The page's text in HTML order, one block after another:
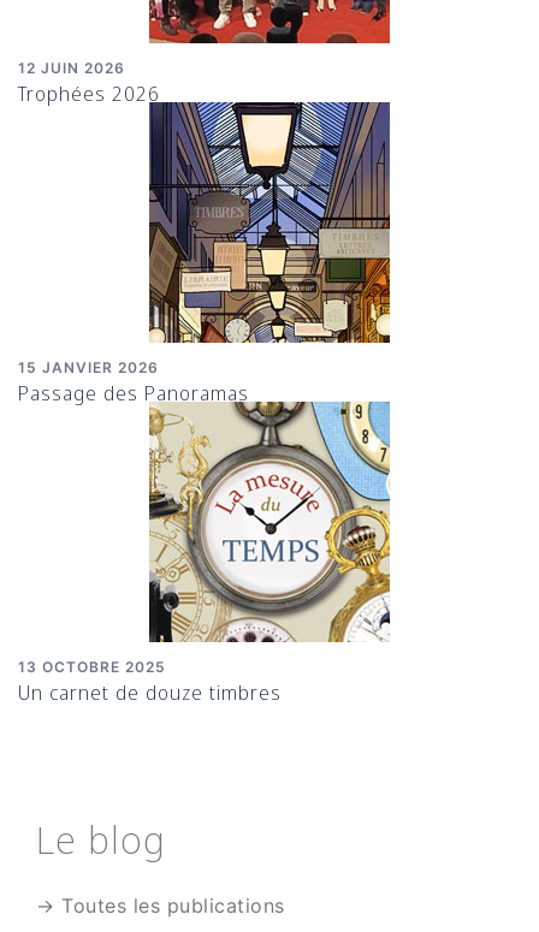
12 JUIN 2026
Trophées 2026
15 JANVIER 2026
Passage des Panoramas
13 OCTOBRE 2025
Un carnet de douze timbres
Le blog
→ Toutes les publications